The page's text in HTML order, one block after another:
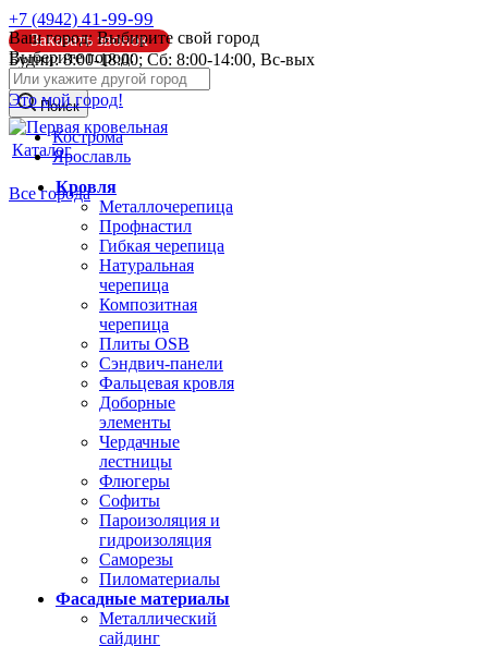
Ваш город: Выбирите свой город
Выберите город:
Это мой город!
Кострома
Ярославль
Все города
+7 (4942) 41-99-99
Заказать звонок
Будни: 8:00-18:00; Сб: 8:00-14:00, Вс-вых
info@pk44.ru
Поиск
Каталог
Кровля
Металлочерепица
Профнастил
Гибкая черепица
Натуральная
черепица
Композитная
черепица
Плиты OSB
Сэндвич-панели
Фальцевая кровля
Доборные
элементы
Чердачные
лестницы
Флюгеры
Софиты
Пароизоляция и
гидроизоляция
Саморезы
Пиломатериалы
Фасадные материалы
Металлический
сайдинг